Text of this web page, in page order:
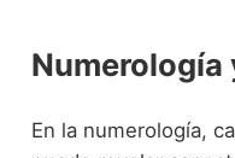
Numerología
En la numerología,